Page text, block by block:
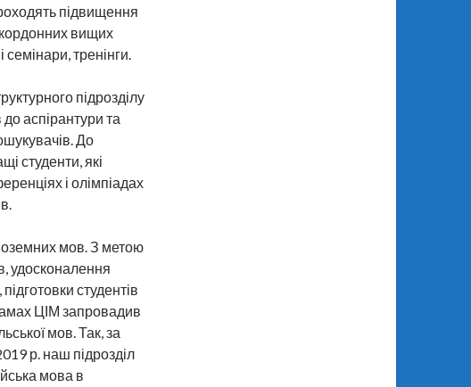
підвищення
вищих
семінари, тренінги.
підрозділу
до аспірантури та
До
студенти, які
і олімпіадах
мов. З метою
удосконалення
студентів
ЦІМ запровадив
мов. Так, за
р. наш підрозділ
мова в